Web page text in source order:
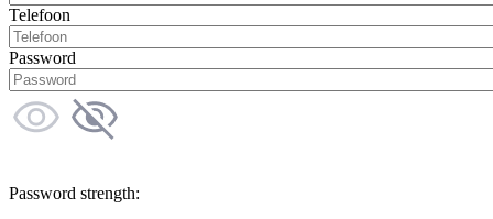
Telefoon
Password
Password strength: